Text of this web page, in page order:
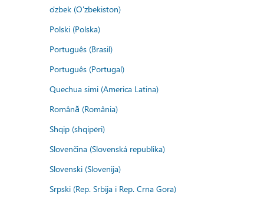
o'zbek (O'zbekiston)
Polski (Polska)
Português (Brasil)
Português (Portugal)
Quechua simi (America Latina)
Română (România)
Shqip (shqipëri)
Slovenčina (Slovenská republika)
Slovenski (Slovenija)
Srpski (Rep. Srbija i Rep. Crna Gora)